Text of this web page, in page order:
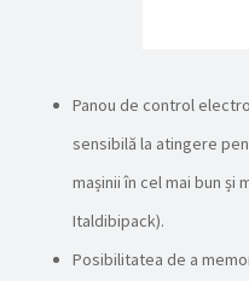
Panou de control
sensibilă la atingere
mașinii în cel mai bun și
Italdibipack).
Posibilitatea de a